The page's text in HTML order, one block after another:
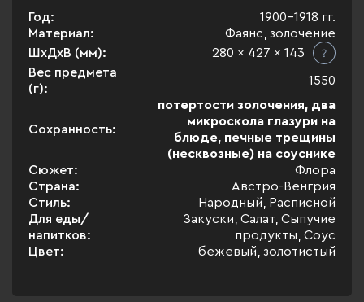
Год:
1900-1918 гг.
Материал:
Фаянс, золочение
ШхДхВ (мм):
280 x 427 x 143
Вес предмета
(г):
1550
Сохранность:
потертости золочения, два
микроскола глазури на
блюде, печные трещины
(несквозные) на соуснике
Сюжет:
Флора
Страна:
Австро-Венгрия
Стиль:
Народный, Расписной
Для еды/
напитков:
Закуски, Салат, Сыпучие
продукты, Соус
Цвет:
бежевый, золотистый